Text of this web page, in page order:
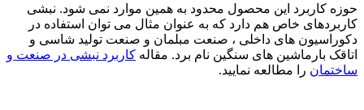
حوزه کاربرد این محصول محدود به همین موارد نمی شود. نبشی
کاربردهای خاص هم دارد که به عنوان مثال می توان استفاده در
دکوراسیون های داخلی ، صنعت مبلمان و صنعت تولید شاسی و
اتاقک بارماشین های سنگین نام برد. مقاله کاربرد نبشی در صنعت و
ساختمان را مطالعه نمایید.